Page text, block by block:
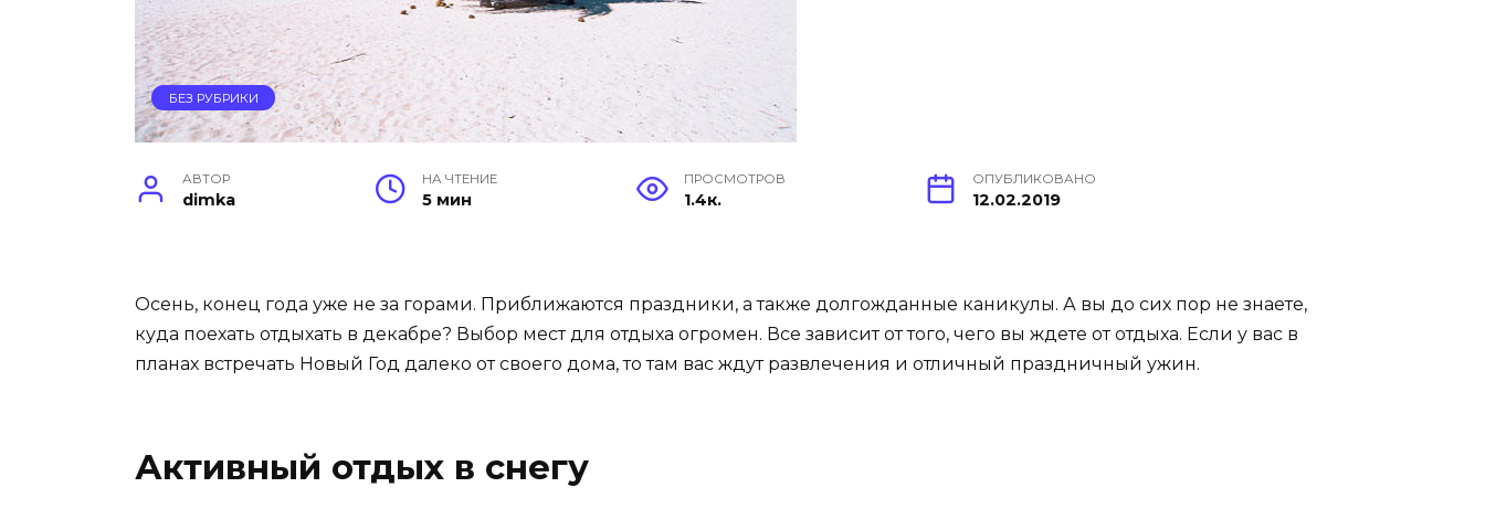
БЕЗ РУБРИКИ
АВТОР
dimka
НА ЧТЕНИЕ
5 мин
ПРОСМОТРОВ
1.4к.
ОПУБЛИКОВАНО
12.02.2019
Осень, конец года уже не за горами. Приближаются праздники, а также долгожданные каникулы. А вы до сих пор не знаете,
куда поехать отдыхать в декабре? Выбор мест для отдыха огромен. Все зависит от того, чего вы ждете от отдыха. Если у вас в
планах встречать Новый Год далеко от своего дома, то там вас ждут развлечения и отличный праздничный ужин.
Активный отдых в снегу